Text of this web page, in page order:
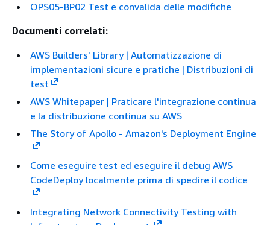
OPS05-BP02 Test e convalida delle modifiche
Documenti correlati:
AWS Builders' Library | Automatizzazione di
implementazioni sicure e pratiche | Distribuzioni di
test
AWS Whitepaper | Praticare l'integrazione continua
e la distribuzione continua su AWS
The Story of Apollo - Amazon's Deployment Engine
Come eseguire test ed eseguire il debug AWS
CodeDeploy localmente prima di spedire il codice
Integrating Network Connectivity Testing with